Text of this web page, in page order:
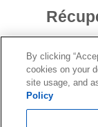
Nos salles
d'augmenter
récupérées à
By clicking
cookies on your
site usage, and
Policy